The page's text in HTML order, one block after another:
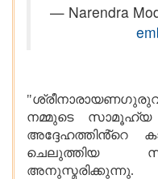
— Narendra
നമ്മുടെ സാമൂഹ്യ
അദ്ദേഹത്തിൻ്റെ
ചെലുത്തിയ